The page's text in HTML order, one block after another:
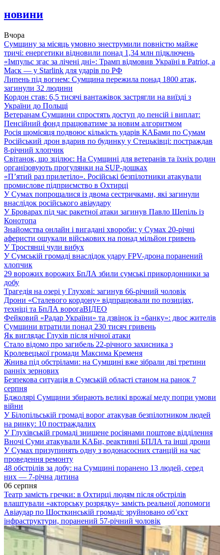
новини
Вчора
Сумщину за місяць умовно знеструмили повністю майже
тричі: енергетики відновили понад 1,34 млн підключень
«Імпульс згас за лічені дні»: Трамп відмовив Україні в Patriot, а
Маск — у Starlink для ударів по РФ
Липень під вогнем: Сумщина пережила понад 1800 атак,
загинули 32 людини
Кордон став: 6,5 тисячі вантажівок застрягли на виїзді з
України до Польщі
Ветеранам Сумщини спростять доступ до пенсій і виплат:
Пенсійний фонд працюватиме за новим алгоритмом
Росія щомісяця подвоює кількість ударів КАБами по Сумам
Російський дрон вдарив по будинку у Стецьківці: постраждав
8-річний хлопчик
Світанок, що зцілює: На Сумщині для ветеранів та їхніх родин
організовують прогулянки на SUP-дошках
«П’ятий раз прилетіло». Російські безпілотники атакували
промислове підприємство в Охтирці
У Сумах попрощалися із двома сестричками, які загинули
внаслідок російського авіаудару
У Броварах під час ракетної атаки загинув Павло Шепіль із
Конотопа
Знайомства онлайн і вигадані хвороби: у Сумах 20-річні
аферисти ошукали військових на понад мільйон гривень
У Тростянці чули вибух
У Сумській громаді внаслідок удару FPV-дрона поранений
хлопчик
29 ворожих ворожих БпЛА збили сумські прикордонники за
добу
Трагедія на озері у Глухові: загинув 66-річний чоловік
Дрони «Сталевого кордону» відпрацювали по позиціях,
техніці та БпЛА ворогаВІДЕО
Фейковий «Радар України» та дзвінок із «банку»: двоє жителів
Сумщини втратили понад 230 тисяч гривень
Як виглядає Глухів після нічної атаки
Стало відомо про загибель 22-річного захисника з
Кролевецької громади Максима Кременя
Жнива під обстрілами: на Сумщині вже зібрали дві третини
ранніх зернових
Безпекова ситуація в Сумській області станом на ранок 7
серпня
Бджолярі Сумщини збирають великі врожаї меду попри умови
війни
У Білопільській громаді ворог атакував безпілотником людей
на ринку: 10 постраждалих
У Глухівській громаді знищене росіянами поштове відділення
Вночі Суми атакували КАБи, реактивні БПЛА та інші дрони
У Сумах призупинять одну з водонасосних станцій на час
проведення ремонту
48 обстрілів за добу: на Сумщині поранено 13 людей, серед
них — 7-річна дитина
06 серпня
Театр замість гречки: в Охтирці людям після обстрілів
влаштували «акторську розрядку» замість реальної допомоги
Авіаудар по Шосткинській громаді: зруйновано об’єкт
інфраструктури, поранений 57-річний чоловік